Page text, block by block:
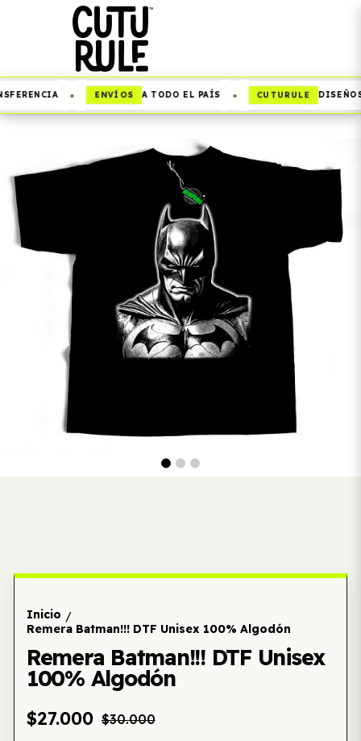
ENVÍOS A TODO EL PAÍS CUTURULE
Inicio /
Remera Batman!!! DTF Unisex 100% Algodón
Remera Batman!!! DTF Unisex
100% Algodón
$27.000 $30.000